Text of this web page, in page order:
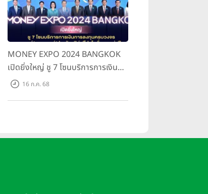
MONEY EXPO 2024 BANGKOK
เปิดยิ่งใหญ่ ชู 7 โซนบริการการเงิน
การลงทุนครบวงจร แบงก์ นอนแบงก์
16 ก.ค. 68